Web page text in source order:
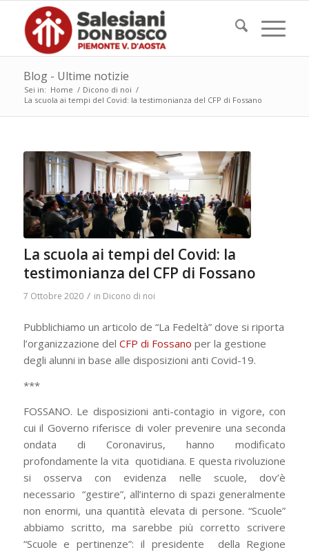
Blog - Ultime notizie
Sei in: Home / Dicono di noi /
La scuola ai tempi del Covid: la testimonianza del CFP di Fossano
La scuola ai tempi del Covid: la
testimonianza del CFP di Fossano
7 Ottobre 2020 / in Dicono di noi
Pubblichiamo un articolo de “La Fedeltà” dove si riporta
l’organizzazione del CFP di Fossano per la gestione
degli alunni in base alle disposizioni anti Covid-19.
***
FOSSANO. Le disposizioni anti-contagio in vigore, con
cui il Governo riferisce di voler prevenire una seconda
ondata di Coronavirus, hanno modificato
profondamente la vita quotidiana. E questa rivoluzione
si osserva con evidenza nelle scuole, dov’è
necessario “gestire”, all’interno di spazi generalmente
non enormi, una quantità elevata di persone. “Scuole”
abbiamo scritto, ma sarebbe più corretto scrivere
“Scuole e pertinenze”: il presidente
della Regione